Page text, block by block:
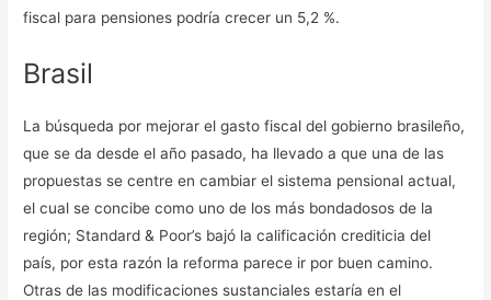
fiscal para pensiones podría crecer un 5,2 %.
Brasil
La búsqueda por mejorar el gasto fiscal del gobierno brasileño,
que se da desde el año pasado, ha llevado a que una de las
propuestas se centre en cambiar el sistema pensional actual,
el cual se concibe como uno de los más bondadosos de la
región; Standard & Poor’s bajó la calificación crediticia del
país, por esta razón la reforma parece ir por buen camino.
Otras de las modificaciones sustanciales estaría en el